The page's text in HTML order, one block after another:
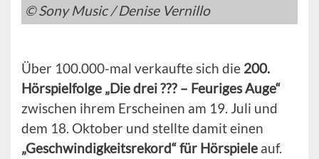
© Sony Music / Denise Vernillo
Über 100.000-mal verkaufte sich die 200.
Hörspielfolge „Die drei ??? – Feuriges Auge“
zwischen ihrem Erscheinen am 19. Juli und
dem 18. Oktober und stellte damit einen
„Geschwindigkeitsrekord“ für Hörspiele auf.